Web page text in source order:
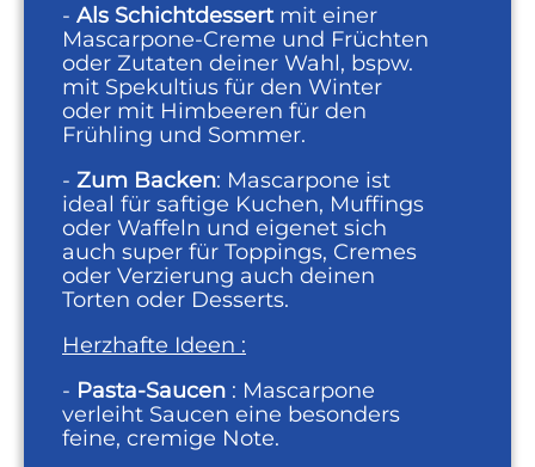
- Als Schichtdessertmit einer
Mascarpone-Creme und Früchten
oder Zutaten deiner Wahl, bspw.
mit Spekultius für den Winter
oder mit Himbeeren für den
Frühling und Sommer.
- Zum Backen: Mascarpone ist
ideal für saftige Kuchen, Muffings
oder Waffeln und eigenet sich
auch super für Toppings, Cremes
oder Verzierung auch deinen
Torten oder Desserts.
Herzhafte Ideen :
- Pasta-Saucen : Mascarpone
verleiht Saucen eine besonders
feine, cremige Note.